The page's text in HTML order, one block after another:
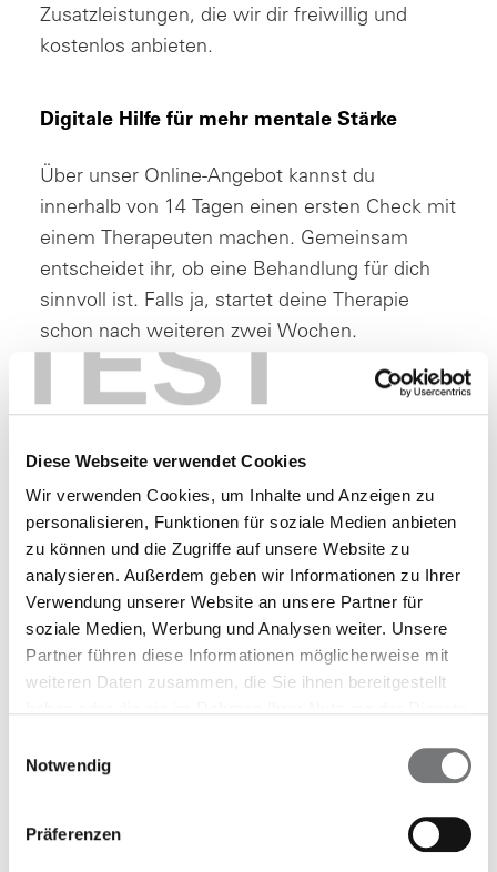
TEST
Diese Webseite verwendet Cookies
Wir verwenden Cookies, um Inhalte und Anzeigen zu
personalisieren, Funktionen für soziale Medien anbieten
zu können und die Zugriffe auf unsere Website zu
analysieren. Außerdem geben wir Informationen zu Ihrer
Verwendung unserer Website an unsere Partner für
soziale Medien, Werbung und Analysen weiter. Unsere
Partner führen diese Informationen möglicherweise mit
weiteren Daten zusammen, die Sie ihnen bereitgestellt
Notwendig
Präferenzen
Zusatzleistungen, die wir dir freiwillig und
kostenlos anbieten.
Digitale Hilfe für mehr mentale Stärke
Über unser Online-Angebot kannst du
innerhalb von 14 Tagen einen ersten Check mit
einem Therapeuten machen. Gemeinsam
entscheidet ihr, ob eine Behandlung für dich
sinnvoll ist. Falls ja, startet deine Therapie
schon nach weiteren zwei Wochen.
Das bedeutet nicht nur, dass wir mehr
Jugendliche unterstützen können, sondern
Online-Psychotherapie auch junge Menschen
aus ländlichen Gegenden Hilfe bekommen, in
denen es oft schwer ist, mobil zu sein oder
den ÖPNV zu nutzen.
Es gibt aber noch einen besonderen Clou: Je
früher wir uns um deine Sorgen kümmern,
desto besser. Denn das senkt das Risiko, dass
einen Klinikaufenthalt brauchst. Unsere Online-
wichtigen Beitrag!